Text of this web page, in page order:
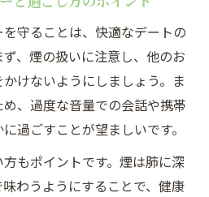
守ることは、快適なデートの
、煙の扱いに注意し、他のお
けないようにしましょう。ま
、過度な音量での会話や携帯
過ごすことが望ましいです。
もポイントです。煙は肺に深
わうようにすることで、健康